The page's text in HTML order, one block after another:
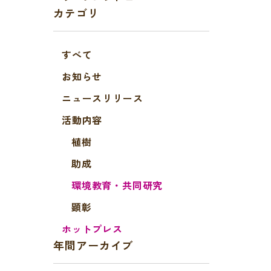
カテゴリ
すべて
お知らせ
ニュースリリース
活動内容
植樹
助成
環境教育・共同研究
顕彰
ホットプレス
年間アーカイブ